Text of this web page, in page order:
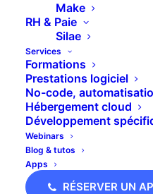
Make
RH & Paie
Silae
Services
Formations
Prestations logiciel
No-code,
Hébergement cloud
Développement
Webinars
Blog & tutos
Apps
RÉSERVER UN
[dt_default_button
size="custom"
18px 14px 18px"
border_radius="50px"
plus[/dt_default_button]